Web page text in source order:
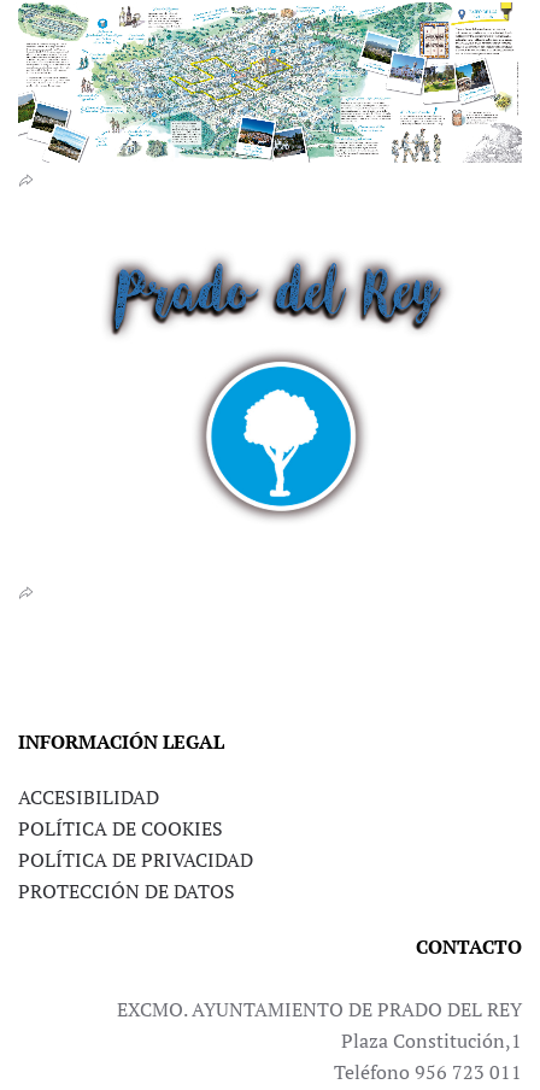
INFORMACIÓN LEGAL
ACCESIBILIDAD
POLÍTICA DE COOKIES
POLÍTICA DE PRIVACIDAD
PROTECCIÓN DE DATOS
CONTACTO
EXCMO. AYUNTAMIENTO DE PRADO DEL REY
Plaza Constitución,1
Teléfono 956 723 011